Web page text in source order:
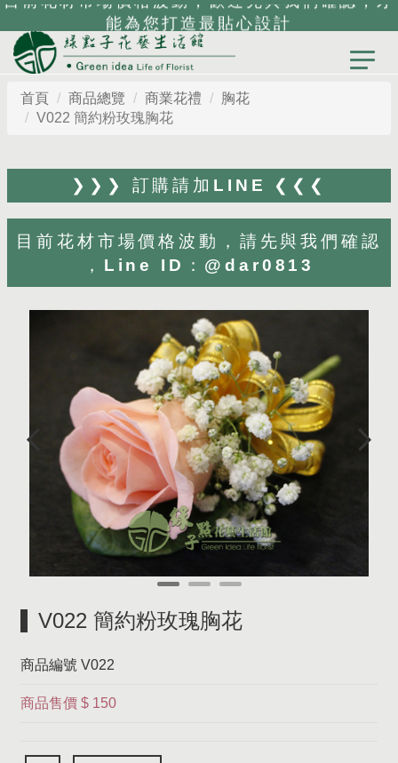
首頁 商品總覽 商業花禮
胸花
V022 簡約粉玫瑰胸花
❯❯❯ 訂購請加LINE ❮❮❮
目前花材市場價格波動，請先與我們確認
，Line ID：@dar0813
V022 簡約粉玫瑰胸花
商品編號 V022
商品售價 $ 150
能為您打造最貼心設計